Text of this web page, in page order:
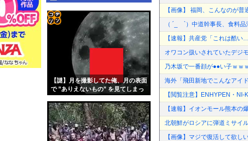
【謎】月を撮影してた俺、月の表面
で ”ありえないもの” を見てしまっ
ンク
自動
更新
ツー
【画像】 福岡、こんなのが
（ ´_ゝ`）中道幹事長、食料
【速報】共産党「これは酷
オワコン扱いされていたデジ
乃木坂で一番顔が●●い子ｗｗ
海外「飛田新地でこんなアイ
【閲覧注意】ENHYPEN・
【速報】イオンモール熊本の
北朝鮮がロシアに弾道ミサイ
【画像】マジで復活して欲し